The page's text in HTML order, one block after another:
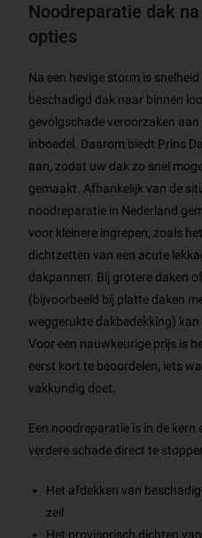
Noodreparatie dak
opties
Na een hevige storm is
beschadigd dak naar binnen
gevolgschade veroorzaken
inboedel. Daarom biedt Prins
aan, zodat uw dak zo snel
gemaakt. Afhankelijk van de
noodreparatie in Nederland
voor kleinere ingrepen, zoals
dichtzetten van een acute
dakpannen. Bij grotere daken
(bijvoorbeeld bij platte daken
weggerukte dakbedekking)
Voor een nauwkeurige prijs is
eerst kort te beoordelen, iets
vakkundig doet.
Een noodreparatie is in de kern
verdere schade direct te
Het afdekken van
zeil
Het provisorisch dichten